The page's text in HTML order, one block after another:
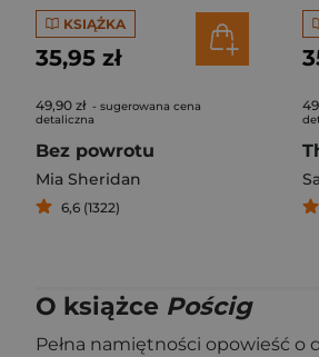
KSIĄŻKA
35,95 zł
49,90 zł - sugerowana cena
detaliczna
Bez powrotu
Mia Sheridan
6,6 (1322)
O książce Pościg
Pełna namiętności opowieść o